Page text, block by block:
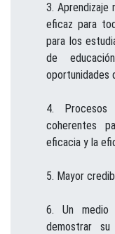
Aprendizaje
eficaz para
para los
de
oportunidades
coherentes
eficacia y la
Mayor
Un
demostrar